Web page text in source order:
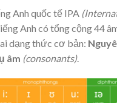
Anh quốc tế IPA
Anh có tổng cộng 44
dạng thức cơ bản:
âm (consonants).